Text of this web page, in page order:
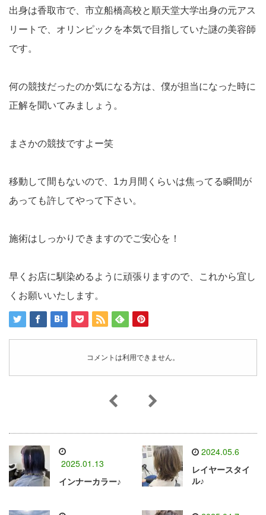
出身は香取市で、市立船橋高校と順天堂大学出身の元アス
リートで、オリンピックを本気で目指していた謎の美容師
です。
何の競技だったのか気になる方は、僕が担当になった時に
正解を聞いてみましょう。
まさかの競技ですよー笑
移動して間もないので、1カ月間くらいは焦ってる瞬間が
あっても許してやって下さい。
施術はしっかりできますのでご安心を！
早くお店に馴染めるように頑張りますので、これから宜し
くお願いいたします。
コメントは利用できません。
2025.01.13
インナーカラー♪
2024.05.6
レイヤースタイ
ル♪